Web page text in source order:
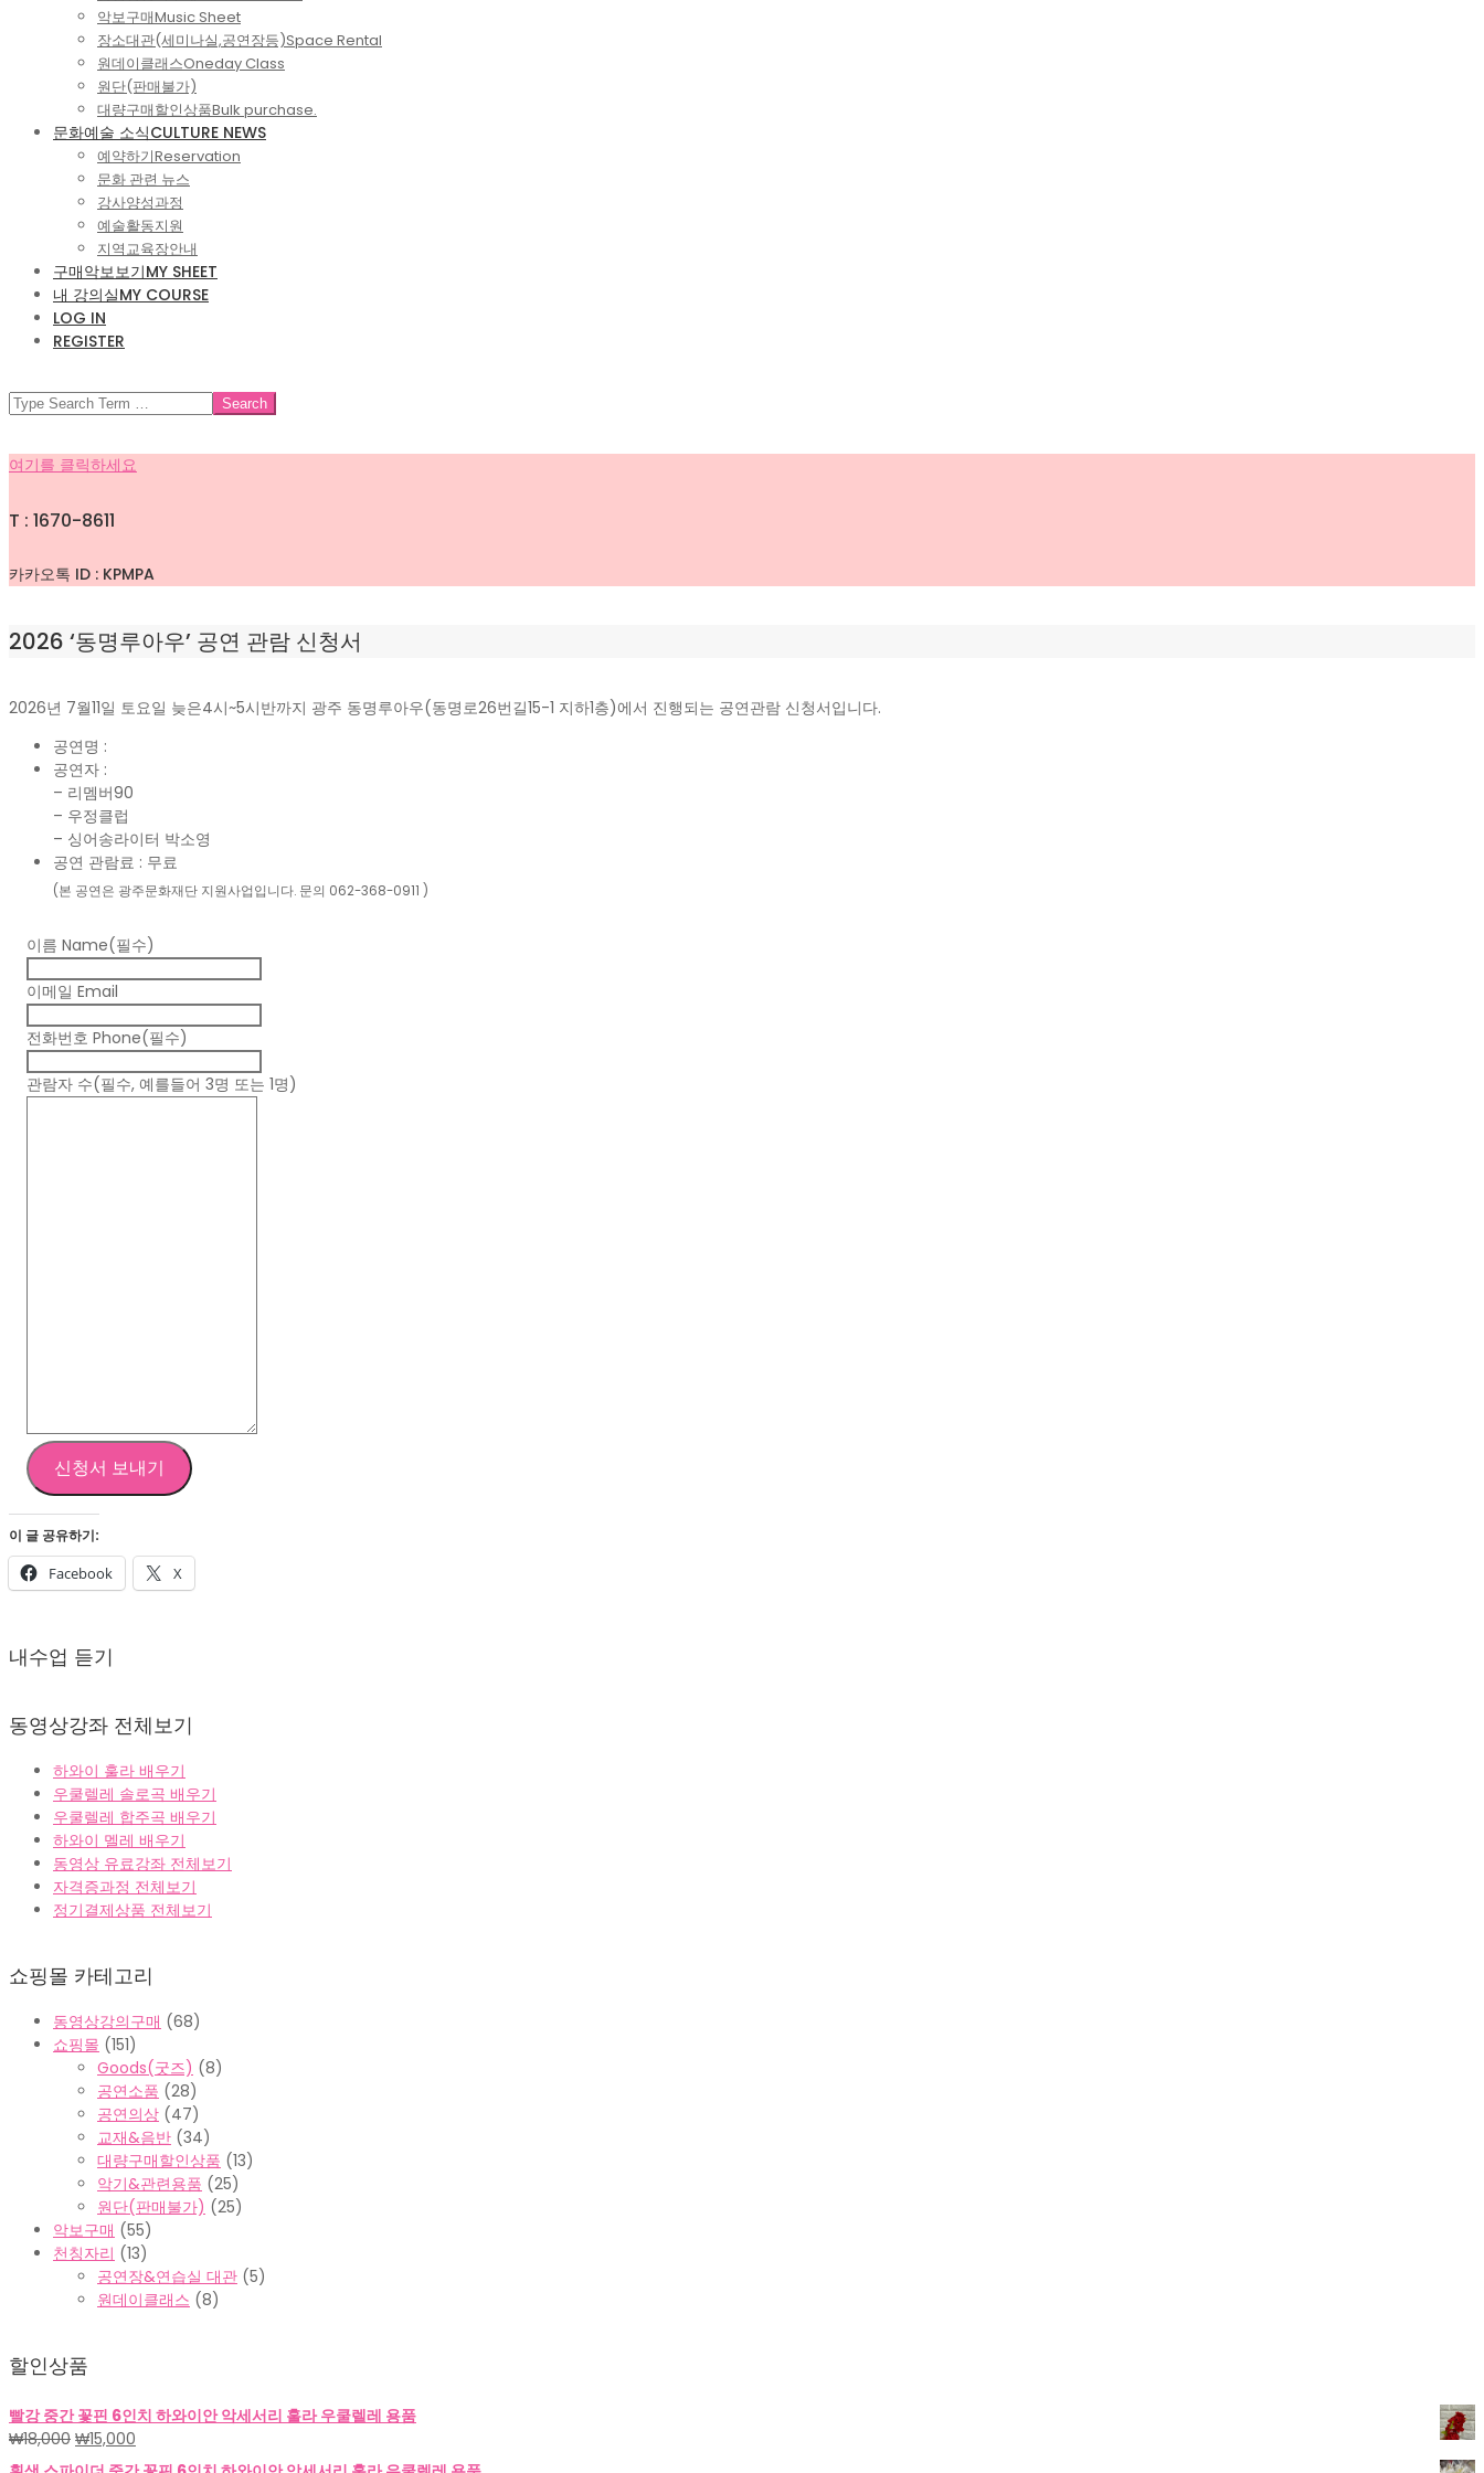
악보구매Music Sheet
장소대관(세미나실,공연장등)Space Rental
원데이클래스Oneday Class
원단(판매불가)
대량구매할인상품Bulk purchase.
문화예술 소식CULTURE NEWS
예약하기Reservation
문화 관련 뉴스
강사양성과정
예술활동지원
지역교육장안내
구매악보보기MY SHEET
내 강의실MY COURSE
LOG IN
REGISTER
SEARCH
여기를 클릭하세요
T : 1670-8611
카카오톡 ID : KPMPA
2026 ‘동명루아우’ 공연 관람 신청서
2026년 7월11일 토요일 늦은4시~5시반까지 광주 동명루아우(동명로26번길15-1 지하1층)에서 진행되는 공연관람 신청서입니다.
공연명 :
공연자 :
– 리멤버90
– 우정클럽
– 싱어송라이터 박소영
공연 관람료 : 무료
(본 공연은 광주문화재단 지원사업입니다. 문의 062-368-0911 )
이름 Name(필수)
이메일 Email
전화번호 Phone(필수)
관람자 수(필수, 예를들어 3명 또는 1명)
신청서 보내기
이 글 공유하기:
Facebook X
09-
내수업 듣기
동영상강좌 전체보기
하와이 훌라 배우기
우쿨렐레 솔로곡 배우기
우쿨렐레 합주곡 배우기
하와이 멜레 배우기
동영상 유료강좌 전체보기
자격증과정 전체보기
정기결제상품 전체보기
쇼핑몰 카테고리
동영상강의구매 (68)
쇼핑몰 (151)
Goods(굿즈) (8)
공연소품 (28)
공연의상 (47)
교재&음반 (34)
대량구매할인상품 (13)
악기&관련용품 (25)
원단(판매불가) (25)
악보구매 (55)
천칭자리 (13)
공연장&연습실 대관 (5)
원데이클래스 (8)
할인상품
빨강 중간 꽃핀 6인치 하와이안 악세서리 훌라 우쿨렐레 용품
₩18,000 원
래
₩15,000
재